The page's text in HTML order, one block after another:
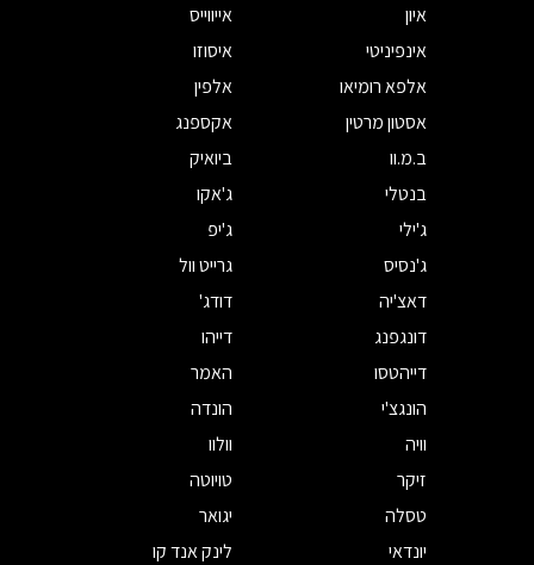
איון
אייווייס
אינפיניטי
איסוזו
אלפא רומיאו
אלפין
אסטון מרטין
אקספנג
ב.מ.וו
ביואיק
בנטלי
ג'אקו
ג'ילי
ג'יפ
ג'נסיס
גרייט וול
דאצ'יה
דודג'
דונגפנג
דייהו
דייהטסו
האמר
הונגצ'י
הונדה
וויה
וולוו
זיקר
טויוטה
טסלה
יגואר
יונדאי
לינק אנד קו